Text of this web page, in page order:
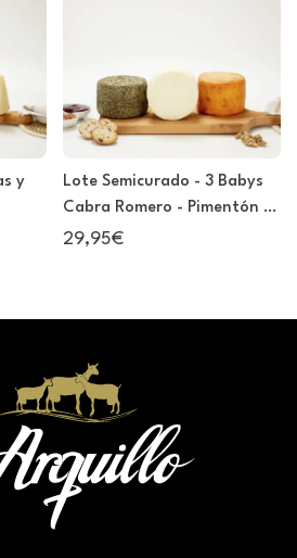
y
Lote Semicurado - 3 Babys
Cabra Romero - Pimentón -
Semicurado
29,95€